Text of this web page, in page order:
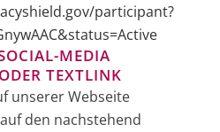
participant?
MEDIA
TEXTLINK
unserer Webseite
den nachstehend